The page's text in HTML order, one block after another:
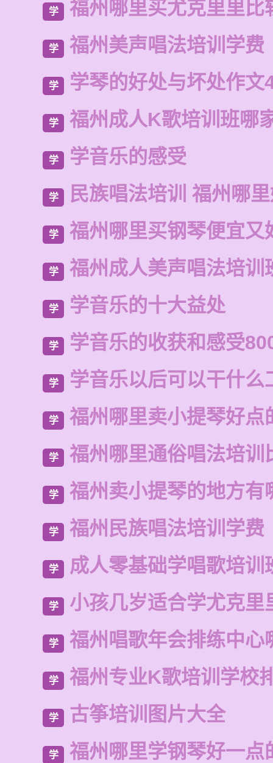
学 福州哪里买尤克里里比
学 福州美声唱法培训学费
学 学琴的好处与坏处作文
学 福州成人K歌培训班哪
学 学音乐的感受
学 民族唱法培训 福州哪
学 福州哪里买钢琴便宜又
学 福州成人美声唱法培训
学 学音乐的十大益处
学 学音乐的收获和感受
学 学音乐以后可以干什么
学 福州哪里卖小提琴好点
学 福州哪里通俗唱法培训
学 福州卖小提琴的地方有
学 福州民族唱法培训学费
学 成人零基础学唱歌培训
学 小孩几岁适合学尤克里
学 福州唱歌年会排练中心
学 福州专业K歌培训学校
学 古筝培训图片大全
学 福州哪里学钢琴好一点